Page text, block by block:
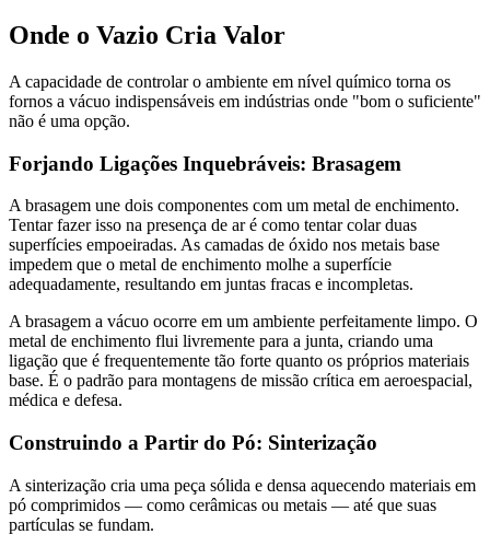
Onde o Vazio Cria Valor
A capacidade de controlar o ambiente em nível químico torna os
fornos a vácuo indispensáveis em indústrias onde "bom o suficiente"
não é uma opção.
Forjando Ligações Inquebráveis: Brasagem
A brasagem une dois componentes com um metal de enchimento.
Tentar fazer isso na presença de ar é como tentar colar duas
superfícies empoeiradas. As camadas de óxido nos metais base
impedem que o metal de enchimento molhe a superfície
adequadamente, resultando em juntas fracas e incompletas.
A brasagem a vácuo ocorre em um ambiente perfeitamente limpo. O
metal de enchimento flui livremente para a junta, criando uma
ligação que é frequentemente tão forte quanto os próprios materiais
base. É o padrão para montagens de missão crítica em aeroespacial,
médica e defesa.
Construindo a Partir do Pó: Sinterização
A sinterização cria uma peça sólida e densa aquecendo materiais em
pó comprimidos — como cerâmicas ou metais — até que suas
partículas se fundam.